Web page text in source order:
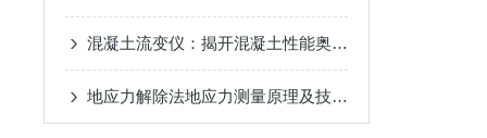
混凝土流变仪：揭开混凝土性能奥秘的钥匙
地应力解除法地应力测量原理及技术之空心包体地应力测量原理